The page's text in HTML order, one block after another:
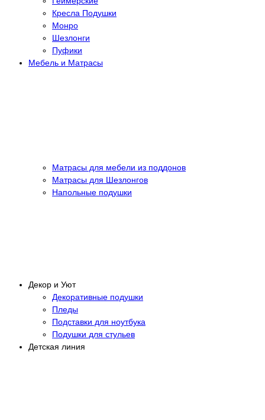
Кресла Подушки
Монро
Шезлонги
Пуфики
Мебель и Матрасы
Матрасы для мебели из поддонов
Матрасы для Шезлонгов
Напольные подушки
Декор и Уют
Декоративные подушки
Пледы
Подставки для ноутбука
Подушки для стульев
Детская линия